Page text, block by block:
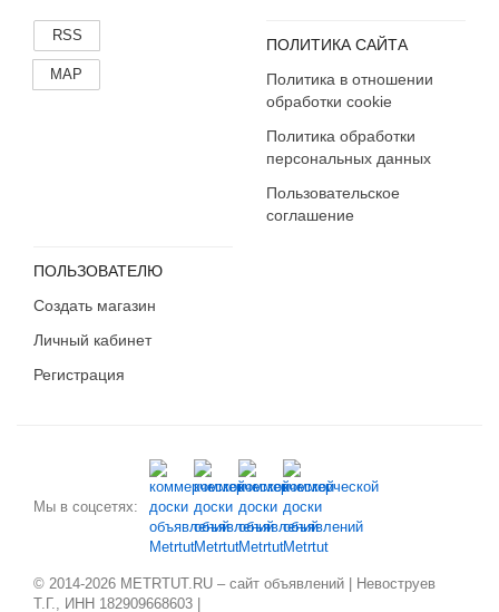
Калмыкия
Калужская область
Камчатский край
Костромская область
Краснодарский край
Курганская область
Липецкая область
Магаданская область
Москва
RSS
MAP
ПОЛИТИКА САЙТА
Политика в отношении
обработки cookie
Политика обработки
персональных данных
Пользовательское
соглашение
ПОЛЬЗОВАТЕЛЮ
Создать магазин
Личный кабинет
Регистрация
Мы в соцсетях:
© 2014-2026 METRTUT.RU – сайт объявлений | Невоструев
Т.Г., ИНН 182909668603 |